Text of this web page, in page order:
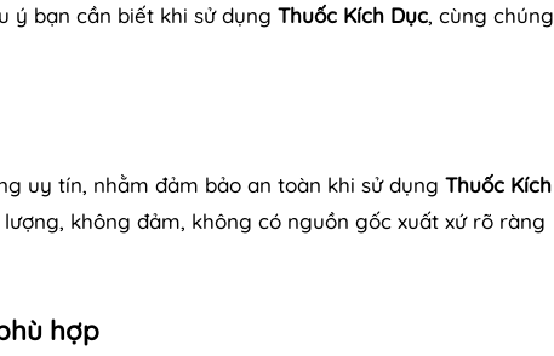
ý bạn cần biết khi sử dụng Thuốc Kích Dục, cùng chúng
uy tín, nhằm đảm bảo an toàn khi sử dụng Thuốc Kích
không đảm, không có nguồn gốc xuất xứ rõ ràng
hợp